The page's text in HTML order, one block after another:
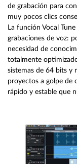
de grabación para
muy pocos clics
La función Vocal
grabaciones de voz:
necesidad de
totalmente
sistemas de 64 bits y
proyectos a golpe de
rápido y estable que